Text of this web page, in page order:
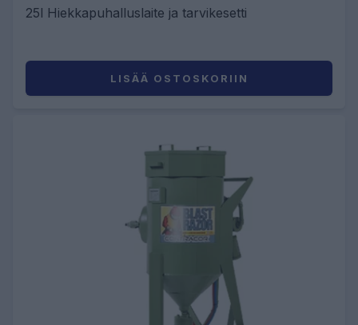
25l Hiekkapuhalluslaite ja tarvikesetti
LISÄÄ OSTOSKORIIN